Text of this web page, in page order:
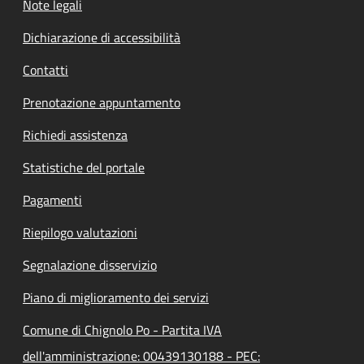
Note legali
Dichiarazione di accessibilità
Contatti
Prenotazione appuntamento
Richiedi assistenza
Statistiche del portale
Pagamenti
Riepilogo valutazioni
Segnalazione disservizio
Piano di miglioramento dei servizi
Comune di Chignolo Po - Partita IVA
dell'amministrazione: 00439130188 - PEC: